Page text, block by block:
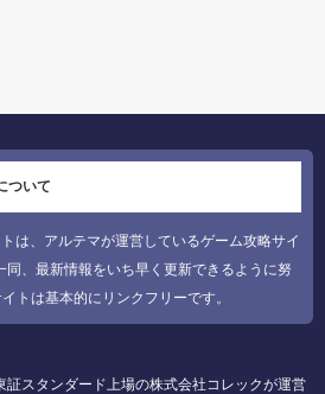
ついて
は、アルテマが運営しているゲーム攻略サイ
同、最新情報をいち早く更新できるように努
トは基本的にリンクフリーです。
証スタンダード上場の株式会社コレックが運営